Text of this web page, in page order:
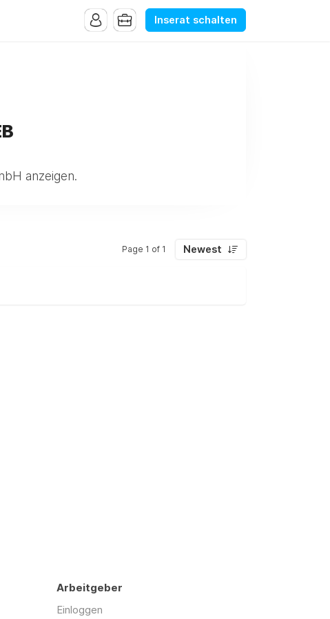
Inserat schalten
anzeigen.
Page 1 of 1 Newest
Arbeitgeber
Einloggen